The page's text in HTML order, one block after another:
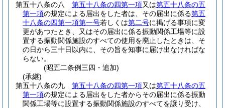
第五十八条の八
第五十八条の四第一項又は第五十八条の五
第一項の規定による届出をした者は、その届出に係る第五
十八条の四第一項第一号若しくは第二号に掲げる事項に変
更があつたとき、又はその届出に係る振動関係工場等に設
置する振動関係施設のすべての使用を廃止したときは、そ
の日から三十日以内に、その旨を知事に届け出なければな
らない。
(昭五二条例三四・追加)
(承継)
第五十八条の九
第五十八条の四第一項又は第五十八条の五
第一項の規定による届出をした者からその届出に係る振動
関係工場等に設置する振動関係施設のすべてを譲り受け、